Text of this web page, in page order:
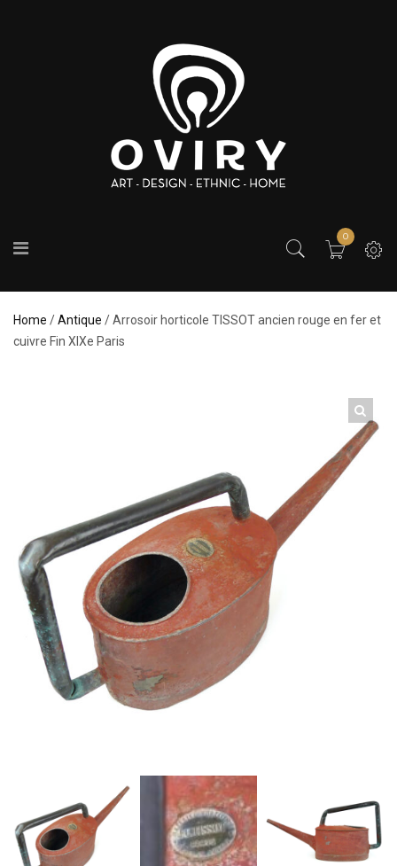
0
Home /Antique / Arrosoir horticole TISSOT ancien rouge en fer et
cuivre Fin XIXe Paris